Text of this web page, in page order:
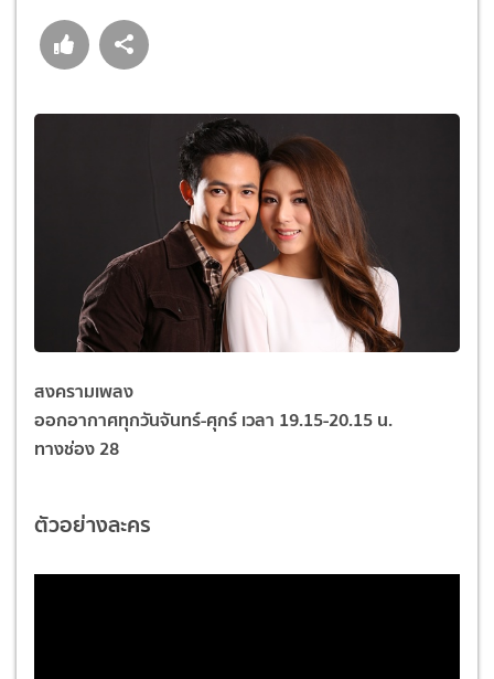
สงครามเพลง
ออกอากาศทุกวันจันทร์-ศุกร์ เวลา 19.15-20.15 น.
ทางช่อง 28
ตัวอย่างละคร